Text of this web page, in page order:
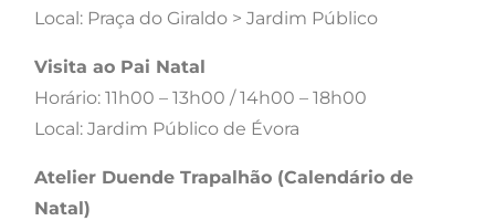
Local: Praça do Giraldo > Jardim Público
Visita ao Pai Natal
Horário: 11h00 – 13h00 / 14h00 – 18h00
Local: Jardim Público de Évora
Atelier Duende Trapalhão (Calendário de
Natal)